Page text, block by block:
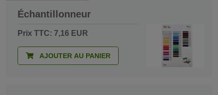
Échantillonneur
Prix TTC: 7,16 EUR
AJOUTER AU PANIER